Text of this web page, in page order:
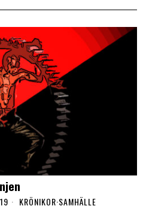
KRÖNIKOR·SAMHÄLLE